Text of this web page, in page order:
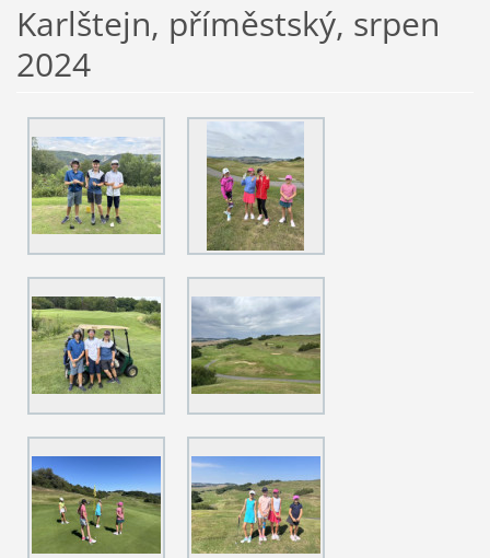
Karlštejn, příměstský, srpen
2024